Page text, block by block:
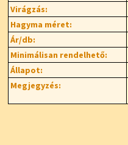
Virágzás:
Hagyma méret:
Ár/db:
Minimálisan rendelhető:
Állapot:
Megjegyzés: